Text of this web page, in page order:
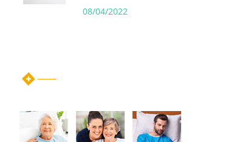
08/04/2022